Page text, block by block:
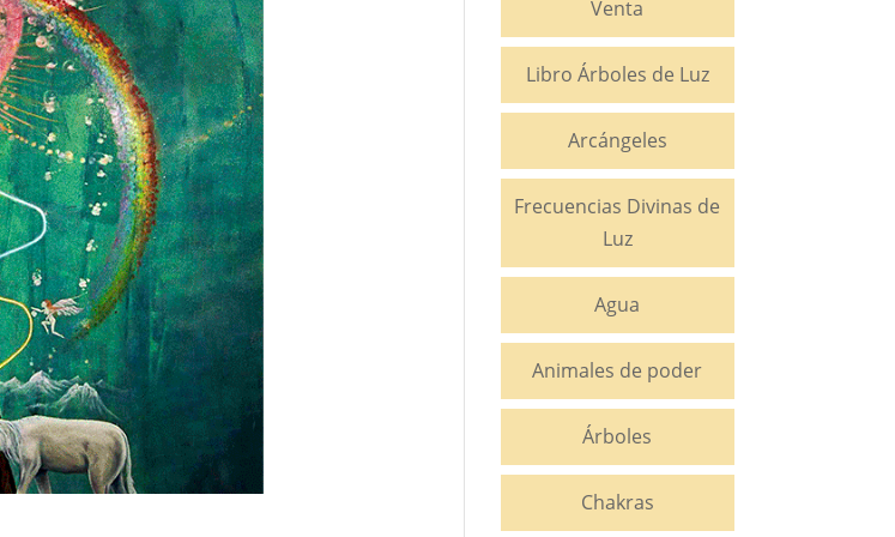
Venta
Libro Árboles de Luz
Arcángeles
Frecuencias Divinas de
Luz
Agua
Animales de poder
Árboles
Chakras